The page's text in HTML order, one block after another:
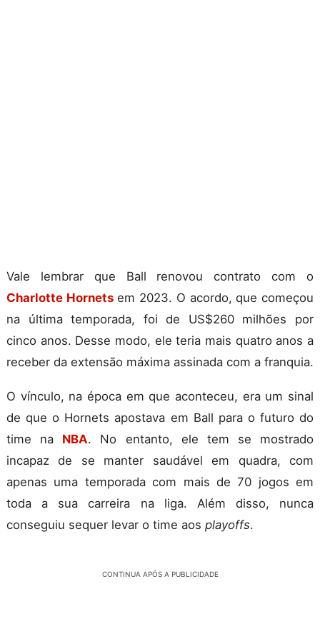
Vale lembrar que Ball renovou contrato com o
Charlotte Hornetsem 2023. O acordo, que começou
na última temporada, foi de US$260 milhões por
cinco anos. Desse modo, ele teria mais quatro anos a
receber da extensão máxima assinada com a franquia.
O vínculo, na época em que aconteceu, era um sinal
de que o Hornets apostava em Ball para o futuro do
time na NBA. No entanto, ele tem se mostrado
incapaz de se manter saudável em quadra, com
apenas uma temporada com mais de 70 jogos em
toda a sua carreira na liga. Além disso, nunca
conseguiu sequer levar o time aos playoffs.
CONTINUA APÓS A PUBLICIDADE